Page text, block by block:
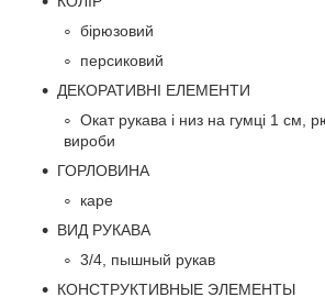
бірюзовий
персиковий
ДЕКОРАТИВНІ ЕЛЕМЕНТИ
Окат рукава і низ на гумці 1 см,
вироби
ГОРЛОВИНА
каре
ВИД РУКАВА
3/4, пышный рукав
КОНСТРУКТИВНЫЕ ЭЛЕМЕНТЫ